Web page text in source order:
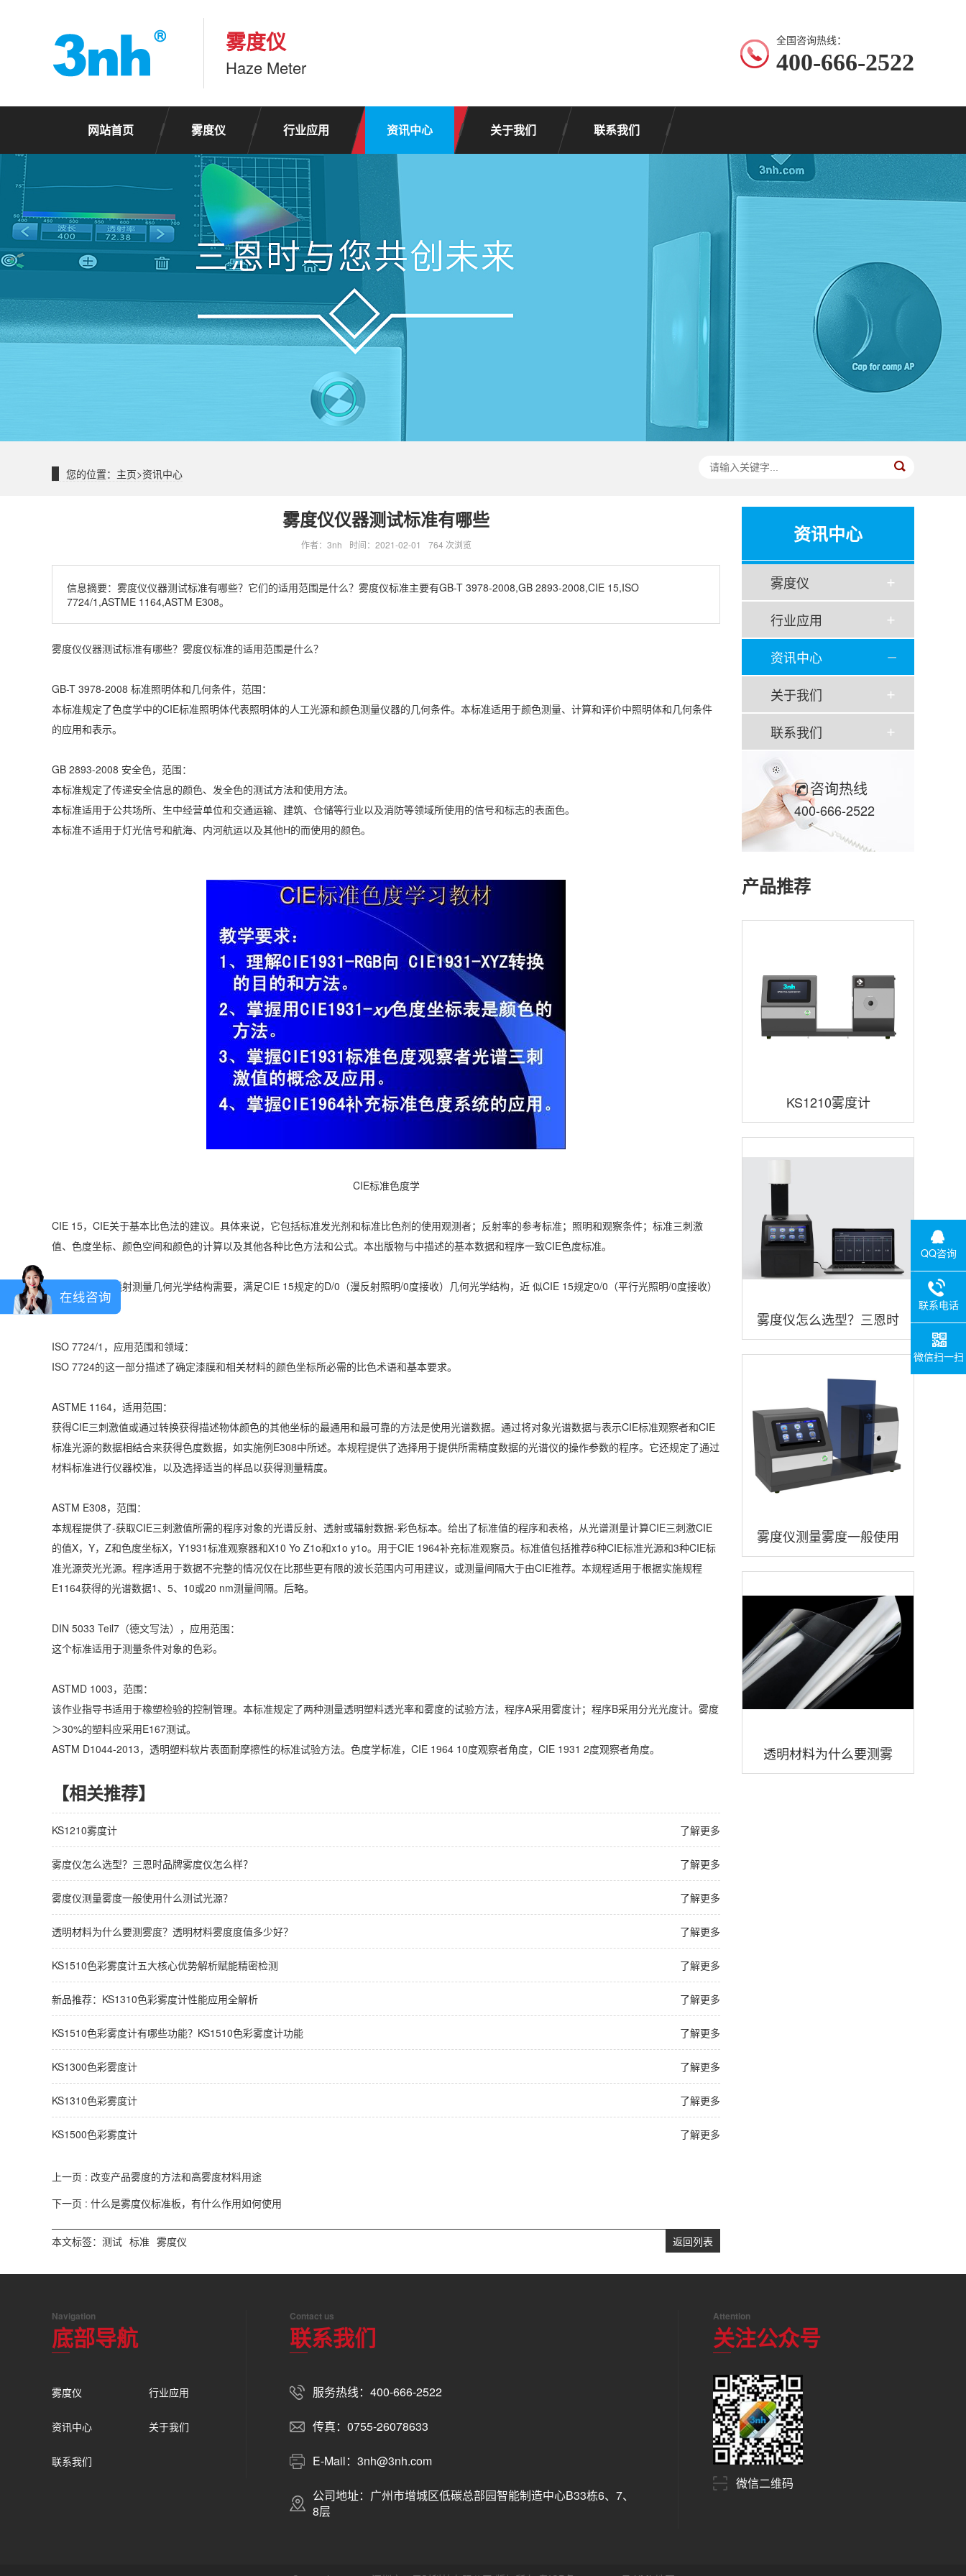
雾度仪
Haze Meter
全国咨询热线：
400-666-2522
网站首页 雾度仪 行业应用 资讯中心 关于我们 联系我们
您的位置： 主页>资讯中心
资讯中心
雾度仪
行业应用
资讯中心
关于我们
联系我们
咨询热线
400-666-2522
产品推荐
KS1210雾度计
雾度仪怎么选型？三恩时
品牌雾度仪怎么样？
雾度仪测量雾度一般使用
什么测试光源？
透明材料为什么要测雾
雾度仪仪器测试标准有哪些
作者：3nh 时间：2021-02-01 764 次浏览
信息摘要： 雾度仪仪器测试标准有哪些？它们的适用范围是什么？雾度仪标准主要有GB-T 3978-2008,GB 2893-2008,CIE 15,ISO
7724/1,ASTME 1164,ASTM E308。
雾度仪仪器测试标准有哪些？ 雾度仪标准的适用范围是什么？
GB-T 3978-2008 标准照明体和几何条件，范围：
本标准规定了色度学中的CIE标准照明体代表照明体的人工光源和颜色测量仪器的几何条件。本标准适用于颜色测量、计算和评价中照明体和几何条件
的应用和表示。
GB 2893-2008 安全色，范围：
本标准规定了传递安全信息的颜色、发全色的测试方法和使用方法。
本标准适用于公共场所、生中经营单位和交通运输、建筑、仓储等行业以及消防等领域所使用的信号和标志的表面色。
本标准不适用于灯光信号和航海、内河航运以及其他H的而使用的颜色。
CIE标准色度学
CIE 15，CIE关于基本比色法的建议。具体来说，它包括标准发光剂和标准比色剂的使用观测者；反射率的参考标准；照明和观察条件；标准三刺激
值、色度坐标、颜色空间和颜色的计算以及其他各种比色方法和公式。本出版物与中描述的基本数据和程序一致CIE色度标准。
例如：雾度仪透射测量几何光学结构需要，满足CIE 15规定的D/0（漫反射照明/0度接收）几何光学结构，近 似CIE 15规定0/0（平行光照明/0度接收）
几何光学结构。
ISO 7724/1，应用范围和领域：
ISO 7724的这一部分描述了确定漆膜和相关材料的颜色坐标所必需的比色术语和基本要求。
ASTME 1164，适用范围：
获得CIE三刺激值或通过转换获得描述物体颜色的其他坐标的最通用和最可靠的方法是使用光谱数据。通过将对象光谱数据与表示CIE标准观察者和CIE
标准光源的数据相结合来获得色度数据，如实施例E308中所述。本规程提供了选择用于提供所需精度数据的光谱仪的操作参数的程序。它还规定了通过
材料标准进行仪器校准，以及选择适当的样品以获得测量精度。
ASTM E308，范围：
本规程提供了-获取CIE三刺激值所需的程序对象的光谱反射、透射或辐射数据-彩色标本。给出了标准值的程序和表格，从光谱测量计算CIE三刺激CIE
的值X，Y，Z和色度坐标X，Y1931标准观察器和X10 Yo Z1o和x1o y1o。用于CIE 1964补充标准观察员。标准值包括推荐6种CIE标准光源和3种CIE标
准光源荧光光源。程序适用于数据不完整的情况仅在比那些更有限的波长范围内可用建议，或测量间隔大于由CIE推荐。本规程适用于根据实施规程
E1164获得的光谱数据1、5、10或20 nm测量间隔。后略。
DIN 5033 Teil7（德文写法），应用范围：
这个标准适用于测量条件对象的色彩。
ASTMD 1003，范围：
该作业指导书适用于橡塑检验的控制管理。本标准规定了两种测量透明塑料透光率和雾度的试验方法，程序A采用雾度计；程序B采用分光光度计。雾度
＞30%的塑料应采用E167测试。
ASTM D1044-2013，透明塑料软片表面耐摩擦性的标准试验方法。色度学标准，CIE 1964 10度观察者角度，CIE 1931 2度观察者角度。
【相关推荐】
了解更多
KS1210雾度计
了解更多
雾度仪怎么选型？三恩时品牌雾度仪怎么样？
了解更多
雾度仪测量雾度一般使用什么测试光源？
了解更多
透明材料为什么要测雾度？透明材料雾度度值多少好？
了解更多
KS1510色彩雾度计五大核心优势解析赋能精密检测
了解更多
新品推荐：KS1310色彩雾度计性能应用全解析
了解更多
KS1510色彩雾度计有哪些功能？KS1510色彩雾度计功能
了解更多
KS1300色彩雾度计
了解更多
KS1310色彩雾度计
了解更多
KS1500色彩雾度计
上一页 : 改变产品雾度的方法和高雾度材料用途
下一页 : 什么是雾度仪标准板，有什么作用如何使用
返回列表
本文标签： 测试 标准 雾度仪
Navigation
底部导航
雾度仪 行业应用
资讯中心 关于我们
联系我们
Contact us
联系我们
服务热线：400-666-2522
传真：0755-26078633
E-Mail：3nh@3nh.com
公司地址：广州市增城区低碳总部园智能制造中心B33栋6、7、
8层
Attention
关注公众号
微信二维码
QQ咨询
联系电话
微信扫一扫
在线咨询